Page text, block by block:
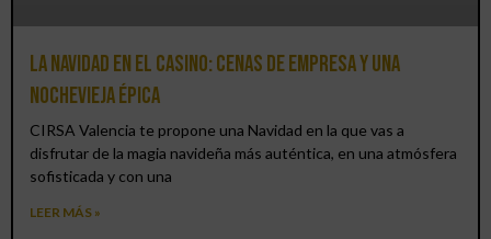
La Navidad en el Casino: cenas de empresa y una
Nochevieja épica
CIRSA Valencia te propone una Navidad en la que vas a
disfrutar de la magia navideña más auténtica, en una atmósfera
sofisticada y con una
LEER MÁS »